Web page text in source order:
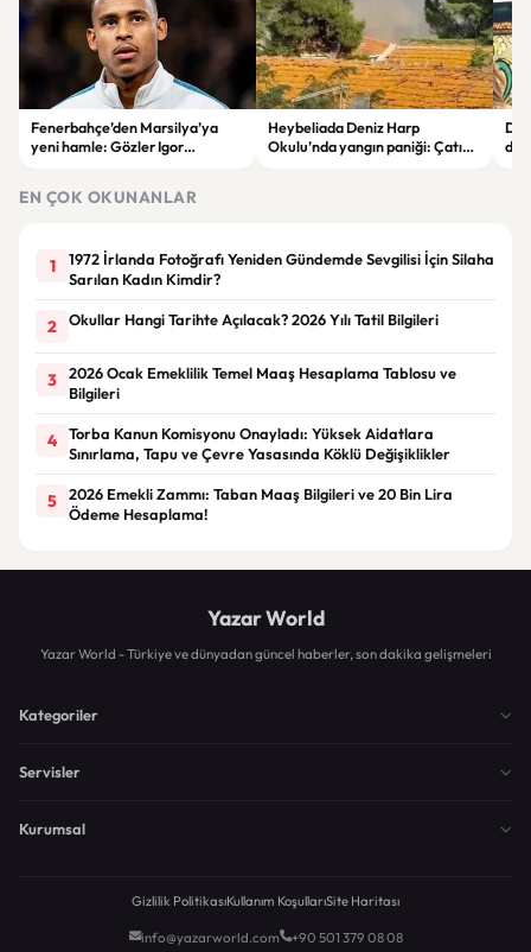
Fenerbahçe’den Marsilya’ya
yeni hamle: Gözler Igor
Heybeliada Deniz Harp
Okulu’nda yangın paniği: Çatıda
EN ÇOK OKUNANLAR
1
1972 İrlanda Fotoğrafı Yeniden Gündemde Sevgilisi İçin Silaha
Sarılan Kadın Kimdir?
2 Okullar Hangi Tarihte Açılacak? 2026 Yılı Tatil Bilgileri
3
2026 Ocak Emeklilik Temel Maaş Hesaplama Tablosu ve
Bilgileri
4
Torba Kanun Komisyonu Onayladı: Yüksek Aidatlara
Sınırlama, Tapu ve Çevre Yasasında Köklü Değişiklikler
5
2026 Emekli Zammı: Taban Maaş Bilgileri ve 20 Bin Lira
Ödeme Hesaplama!
Yazar World
Yazar World - Türkiye ve dünyadan güncel haberler, son dakika gelişmeleri
Kategoriler
Servisler
Kurumsal
Gizlilik PolitikasıKullanım KoşullarıSite Haritası
info@yazarworld.com +90 501 379 08 08